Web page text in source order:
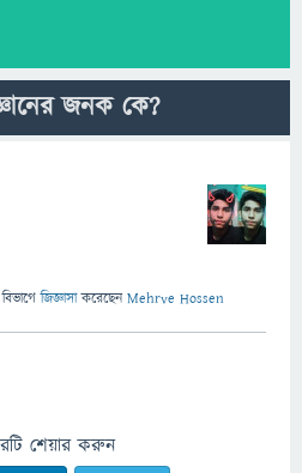
জনক কে?
জিজ্ঞাসাকরেছেনMehrve Hossen
শেয়ার করুন